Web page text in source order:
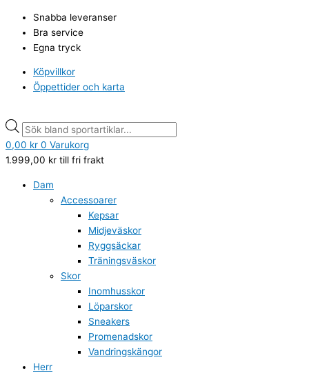
innehåll
Snabba leveranser
Bra service
Egna tryck
Köpvillkor
Öppettider och karta
search
0,00 kr 0 Varukorg
1.999,00 kr till fri frakt
Dam
Accessoarer
Kepsar
Midjeväskor
Ryggsäckar
Träningsväskor
Skor
Inomhusskor
Löparskor
Sneakers
Promenadskor
Vandringskängor
Herr
search